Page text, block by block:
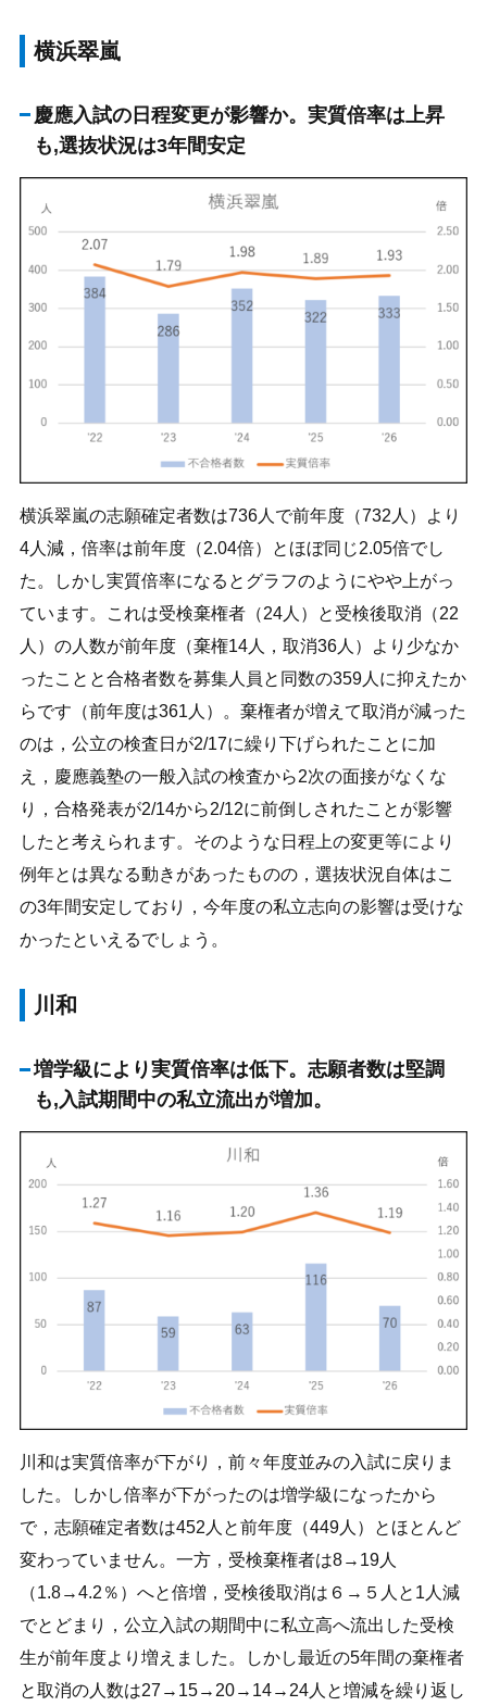
横浜翠嵐
慶應入試の日程変更が影響か。実質倍率は上昇
も,選抜状況は3年間安定
横浜翠嵐の志願確定者数は736人で前年度（732人）より
4人減，倍率は前年度（2.04倍）とほぼ同じ2.05倍でし
た。しかし実質倍率になるとグラフのようにやや上がっ
ています。これは受検棄権者（24人）と受検後取消（22
人）の人数が前年度（棄権14人，取消36人）より少なか
ったことと合格者数を募集人員と同数の359人に抑えたか
らです（前年度は361人）。棄権者が増えて取消が減った
のは，公立の検査日が2/17に繰り下げられたことに加
え，慶應義塾の一般入試の検査から2次の面接がなくな
り，合格発表が2/14から2/12に前倒しされたことが影響
したと考えられます。そのような日程上の変更等により
例年とは異なる動きがあったものの，選抜状況自体はこ
の3年間安定しており，今年度の私立志向の影響は受けな
かったといえるでしょう。
川和
増学級により実質倍率は低下。志願者数は堅調
も,入試期間中の私立流出が増加。
川和は実質倍率が下がり，前々年度並みの入試に戻りま
した。しかし倍率が下がったのは増学級になったから
で，志願確定者数は452人と前年度（449人）とほとんど
変わっていません。一方，受検棄権者は8→19人
（1.8→4.2％）へと倍増，受検後取消は６→５人と1人減
でとどまり，公立入試の期間中に私立高へ流出した受検
生が前年度より増えました。しかし最近の5年間の棄権者
と取消の人数は27→15→20→14→24人と増減を繰り返し